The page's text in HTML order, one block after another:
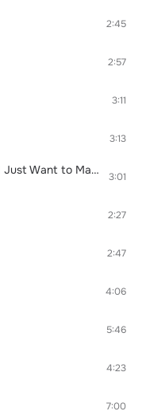
2:45
2:57
3:11
3:13
I Don't Want to Make History (I Just Want to Make Love) 3:01
2:27
2:47
4:06
5:46
4:23
7:00